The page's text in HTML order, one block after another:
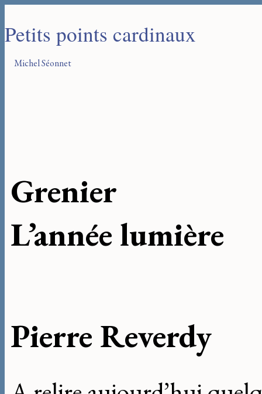
Petits points cardinaux
Michel Séonnet
Grenier
L’année lumière
Pierre Reverdy